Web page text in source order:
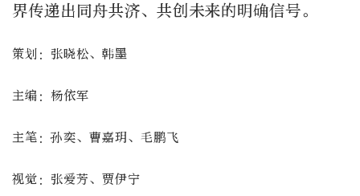
界传递出同舟共济、共创未来的明确信号。
策划：张晓松、韩墨
主编：杨依军
主笔：孙奕、曹嘉玥、毛鹏飞
视觉：张爱芳、贾伊宁